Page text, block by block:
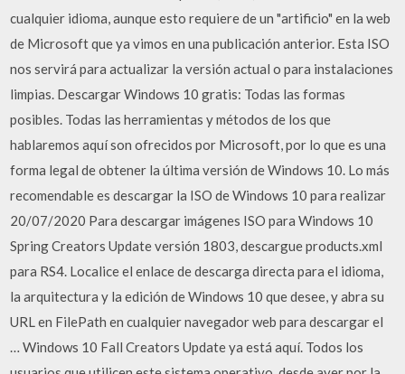
cualquier idioma, aunque esto requiere de un "artificio" en la web
de Microsoft que ya vimos en una publicación anterior. Esta ISO
nos servirá para actualizar la versión actual o para instalaciones
limpias. Descargar Windows 10 gratis: Todas las formas
posibles. Todas las herramientas y métodos de los que
hablaremos aquí son ofrecidos por Microsoft, por lo que es una
forma legal de obtener la última versión de Windows 10. Lo más
recomendable es descargar la ISO de Windows 10 para realizar
20/07/2020 Para descargar imágenes ISO para Windows 10
Spring Creators Update versión 1803, descargue products.xml
para RS4. Localice el enlace de descarga directa para el idioma,
la arquitectura y la edición de Windows 10 que desee, y abra su
URL en FilePath en cualquier navegador web para descargar el
… Windows 10 Fall Creators Update ya está aquí. Todos los